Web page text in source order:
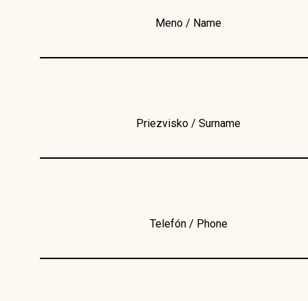
Meno / Name
Priezvisko / Surname
Telefón / Phone